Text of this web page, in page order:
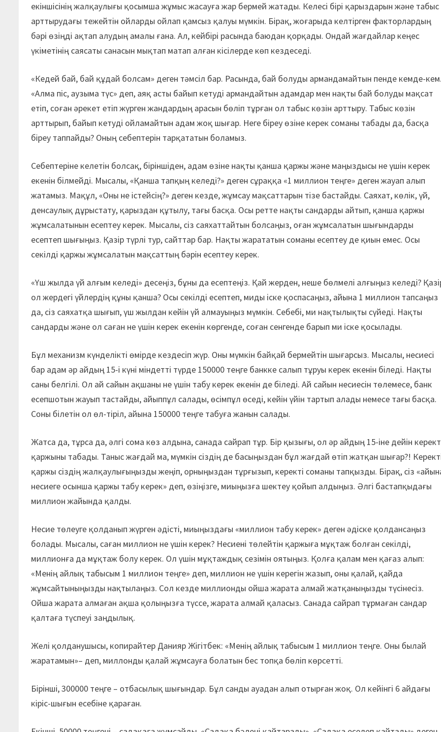
екіншісінің жалқаулығы қосымша жұмыс жасауға жар бермей жатады. Келесі бірі қарыздарын және табыс
арттырудағы тежейтін ойларды ойлап қамсыз қалуы мүмкін. Бірақ, жоғарыда келтірген факторлардың
бәрі өзіңді ақтап алудың амалы ғана. Ал, кейбірі расында баюдан қорқады. Ондай жағдайлар кеңес
үкіметінің саясаты санасын мықтап матап алған кісілерде көп кездеседі.
«Кедей бай, бай құдай болсам» деген тәмсіл бар. Расында, бай болуды армандамайтын пенде кемде-кем.
«Алма піс, аузыма түс» деп, аяқ асты байып кетуді армандайтын адамдар мен нақты бай болуды мақсат
етіп, соған әрекет етіп жүрген жандардың арасын бөліп тұрған ол табыс көзін арттыру. Табыс көзін
арттырып, байып кетуді ойламайтын адам жоқ шығар. Неге біреу өзіне керек соманы табады да, басқа
біреу таппайды? Оның себептерін тарқататын боламыз.
Себептеріне келетін болсақ, біріншіден, адам өзіне нақты қанша қаржы және маңыздысы не үшін керек
екенін білмейді. Мысалы, «Қанша тапқың келеді?» деген сұраққа «1 миллион теңге» деген жауап алып
жатамыз. Мақұл, «Оны не істейсің?» деген кезде, жұмсау мақсаттарын тізе бастайды. Саяхат, көлік, үй,
денсаулық дұрыстату, қарыздан құтылу, тағы басқа. Осы ретте нақты сандарды айтып, қанша қаржы
жұмсалатынын есептеу керек. Мысалы, сіз саяхаттайтын болсаңыз, оған жұмсалатын шығындарды
есептеп шығыңыз. Қазір түрлі тур, сайттар бар. Нақты жарататын соманы есептеу де қиын емес. Осы
секілді қаржы жұмсалатын мақсаттың бәрін есептеу керек.
«Үш жылда үй алғым келеді» десеңіз, бұны да есептеңіз. Қай жерден, неше бөлмелі алғыңыз келеді?
ол жердегі үйлердің құны қанша? Осы секілді есептеп, миды іске қоспасаңыз, айына 1 миллион тапсаңыз
да, сіз саяхатқа шығып, үш жылдан кейін үй алмауыңыз мүмкін. Себебі, ми нақтылықты сүйеді. Нақты
сандарды және ол саған не үшін керек екенін көргенде, соған сенгенде барып ми іске қосылады.
Бұл механизм күнделікті өмірде кездесіп жүр. Оны мүмкін байқай бермейтін шығарсыз. Мысалы, несиесі
бар адам әр айдың 15-і күні міндетті түрде 150000 теңге банкке салып тұруы керек екенін біледі. Нақты
саны белгілі. Ол ай сайын ақшаны не үшін табу керек екенін де біледі. Ай сайын несиесін төлемесе, банк
есепшотын жауып тастайды, айыппұл салады, өсімпұл өседі, кейін үйін тартып алады немесе тағы басқа.
Соны білетін ол өл-тіріл, айына 150000 теңге табуға жанын салады.
Жатса да, тұрса да, әлгі сома көз алдына, санада сайрап тұр. Бір қызығы, ол әр айдың 15-іне дейін
қаржыны табады. Таныс жағдай ма, мүмкін сіздің де басыңыздан бұл жағдай өтіп жатқан шығар?!
қаржы сіздің жалқаулығыңызды жеңіп, орныңыздан тұрғызып, керекті соманы тапқызды. Бірақ, сіз
несиеге осынша қаржы табу керек» деп, өзіңізге, миыңызға шектеу қойып алдыңыз. Әлгі бастапқыдағы
миллион жайында қалды.
Несие төлеуге қолданып жүрген әдісті, миыңыздағы «миллион табу керек» деген әдіске қолдансаңыз
болады. Мысалы, саған миллион не үшін керек? Несиені төлейтін қаржыға мұқтаж болған секілді,
миллионға да мұқтаж болу керек. Ол үшін мұқтаждық сезімін оятыңыз. Қолға қалам мен қағаз алып:
«Менің айлық табысым 1 миллион теңге» деп, миллион не үшін керегін жазып, оны қалай, қайда
жұмсайтыныңызды нақтылаңыз. Сол кезде миллионды ойша жарата алмай жатқаныңызды түсінесіз.
Ойша жарата алмаған ақша қолыңызға түссе, жарата алмай қаласыз. Санада сайрап тұрмаған сандар
қалтаға түспеуі заңдылық.
Желі қолданушысы, копирайтер Данияр Жігітбек: «Менің айлық табысым 1 миллион теңге. Оны былай
жаратамын»– деп, миллонды қалай жұмсауға болатын бес топқа бөліп көрсетті.
Бірінші, 300000 теңге – отбасылық шығындар. Бұл санды ауадан алып отырған жоқ. Ол кейінгі 6 айдағы
кіріс-шығын есебіне қараған.